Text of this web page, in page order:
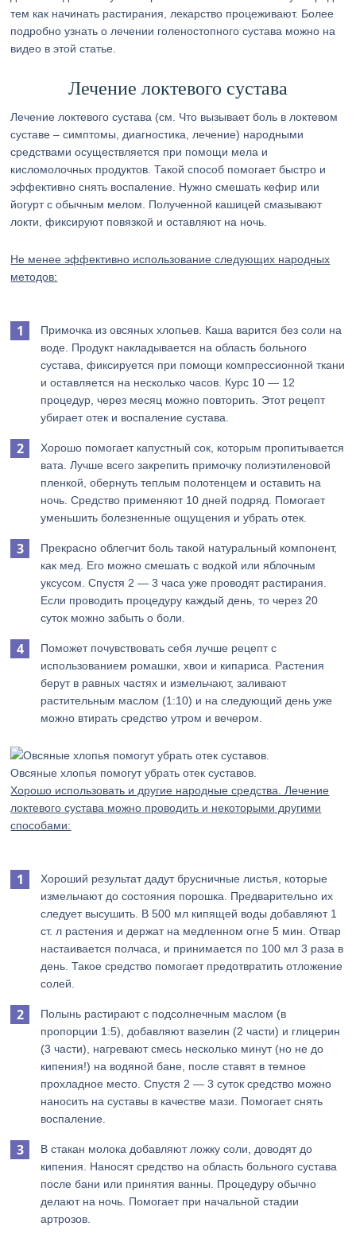
тем как начинать растирания, лекарство процеживают. Более
подробно узнать о лечении голеностопного сустава можно на
видео в этой статье.
Лечение локтевого сустава
Лечение локтевого сустава (см. Что вызывает боль в локтевом
суставе – симптомы, диагностика, лечение) народными
средствами осуществляется при помощи мела и
кисломолочных продуктов. Такой способ помогает быстро и
эффективно снять воспаление. Нужно смешать кефир или
йогурт с обычным мелом. Полученной кашицей смазывают
локти, фиксируют повязкой и оставляют на ночь.
Не менее эффективно использование следующих народных
методов:
Примочка из овсяных хлопьев. Каша варится без соли на
воде. Продукт накладывается на область больного
сустава, фиксируется при помощи компрессионной ткани
и оставляется на несколько часов. Курс 10 — 12
процедур, через месяц можно повторить. Этот рецепт
убирает отек и воспаление сустава.
Хорошо помогает капустный сок, которым пропитывается
вата. Лучше всего закрепить примочку полиэтиленовой
пленкой, обернуть теплым полотенцем и оставить на
ночь. Средство применяют 10 дней подряд. Помогает
уменьшить болезненные ощущения и убрать отек.
Прекрасно облегчит боль такой натуральный компонент,
как мед. Его можно смешать с водкой или яблочным
уксусом. Спустя 2 — 3 часа уже проводят растирания.
Если проводить процедуру каждый день, то через 20
суток можно забыть о боли.
Поможет почувствовать себя лучше рецепт с
использованием ромашки, хвои и кипариса. Растения
берут в равных частях и измельчают, заливают
растительным маслом (1:10) и на следующий день уже
можно втирать средство утром и вечером.
Овсяные хлопья помогут убрать отек суставов.
Хорошо использовать и другие народные средства. Лечение
локтевого сустава можно проводить и некоторыми другими
способами:
Хороший результат дадут брусничные листья, которые
измельчают до состояния порошка. Предварительно их
следует высушить. В 500 мл кипящей воды добавляют 1
ст. л растения и держат на медленном огне 5 мин. Отвар
настаивается полчаса, и принимается по 100 мл 3 раза в
день. Такое средство помогает предотвратить отложение
солей.
Полынь растирают с подсолнечным маслом (в
пропорции 1:5), добавляют вазелин (2 части) и глицерин
(3 части), нагревают смесь несколько минут (но не до
кипения!) на водяной бане, после ставят в темное
прохладное место. Спустя 2 — 3 суток средство можно
наносить на суставы в качестве мази. Помогает снять
воспаление.
В стакан молока добавляют ложку соли, доводят до
кипения. Наносят средство на область больного сустава
после бани или принятия ванны. Процедуру обычно
делают на ночь. Помогает при начальной стадии
артрозов.